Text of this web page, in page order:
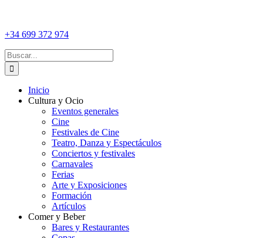
+34 699 372 974
Buscar:
Inicio
Cultura y Ocio
Eventos generales
Cine
Festivales de Cine
Teatro, Danza y Espectáculos
Conciertos y festivales
Carnavales
Ferias
Arte y Exposiciones
Formación
Artículos
Comer y Beber
Bares y Restaurantes